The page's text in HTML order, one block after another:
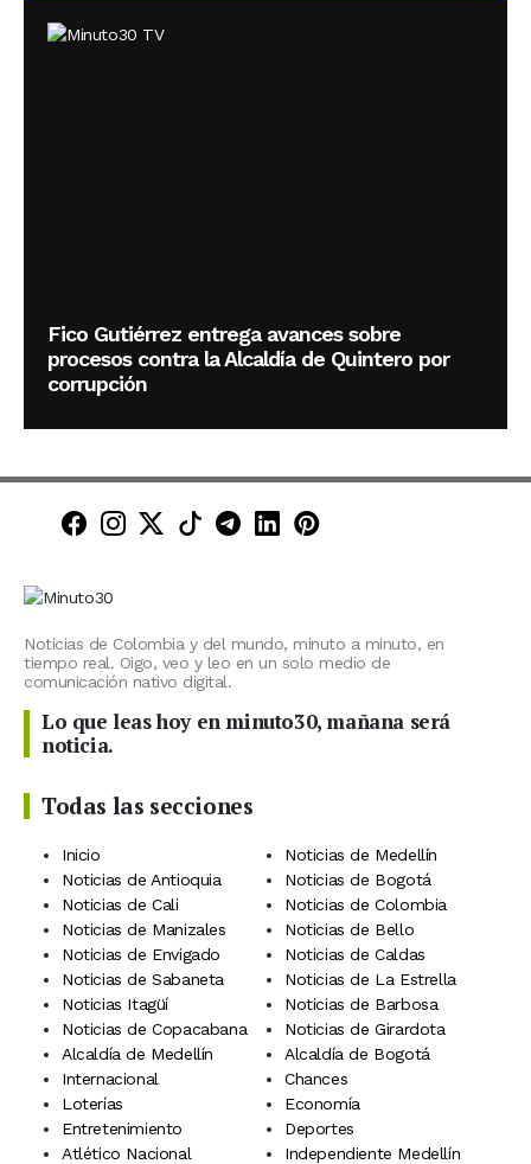
Fico Gutiérrez entrega avances sobre
procesos contra la Alcaldía de Quintero por
corrupción
Minuto30 en Facebook
Minuto30 en Instagram
Minuto30 en X (Twitter)
Minuto30 en TikTok
Canal de Minuto30 en
Minuto30 en LinkedIn
Minuto30 en
Noticias de Colombia y del mundo, minuto a minuto, en
tiempo real. Oigo, veo y leo en un solo medio de
comunicación nativo digital.
Lo que leas hoy en minuto30, mañana será
noticia.
Todas las secciones
Inicio
Noticias de Medellín
Noticias de Antioquia
Noticias de Bogotá
Noticias de Cali
Noticias de Colombia
Noticias de Manizales
Noticias de Bello
Noticias de Envigado
Noticias de Caldas
Noticias de Sabaneta
Noticias de La Estrella
Noticias Itagüí
Noticias de Barbosa
Noticias de Copacabana
Noticias de Girardota
Alcaldía de Medellín
Alcaldía de Bogotá
Internacional
Chances
Loterías
Economía
Entretenimiento
Deportes
Atlético Nacional
Independiente Medellín